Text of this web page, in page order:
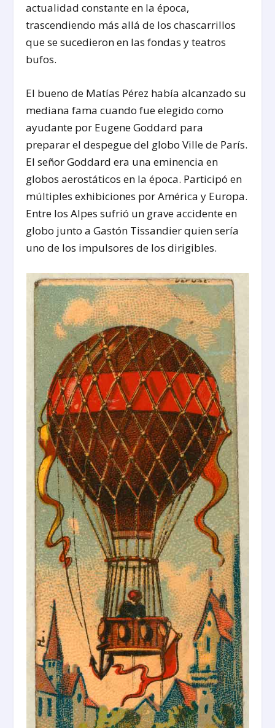
actualidad constante en la época,
trascendiendo más allá de los chascarrillos
que se sucedieron en las fondas y teatros
bufos.
El bueno de Matías Pérez había alcanzado su
mediana fama cuando fue elegido como
ayudante por Eugene Goddard para
preparar el despegue del globo Ville de París.
El señor Goddard era una eminencia en
globos aerostáticos en la época. Participó en
múltiples exhibiciones por América y Europa.
Entre los Alpes sufrió un grave accidente en
globo junto a Gastón Tissandier quien sería
uno de los impulsores de los dirigibles.